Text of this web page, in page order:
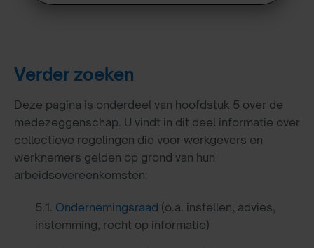
Verder zoeken
Deze pagina is onderdeel van hoofdstuk 5 over de
medezeggenschap. U vindt in dit deel informatie over
collectieve regelingen die voor werkgevers en
werknemers gelden op grond van hun
arbeidsovereenkomsten:
5.1. Ondernemingsraad (o.a. instellen, advies,
instemming, recht op informatie)